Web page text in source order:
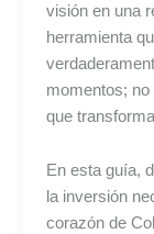
visión en una
herramienta
momentos;
que
En esta guía,
la inversión
corazón de